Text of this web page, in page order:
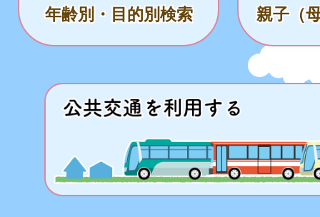
年齢別・目的別検索 親子（